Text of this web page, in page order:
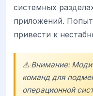
системных
приложений.
привести к
⚠️ Внимание:
команд для
операционной